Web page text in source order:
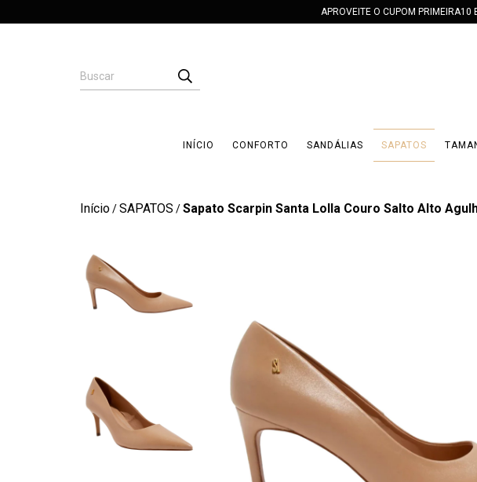
APROVEITE O CUPOM PRIMEIRA10
INÍCIO CONFORTO SANDÁLIAS SAPATOS
Início/SAPATOS /Sapato Scarpin Santa Lolla Couro Salto Alto